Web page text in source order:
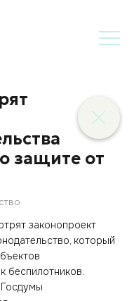
защите от
законопроект
который
беспилотников.